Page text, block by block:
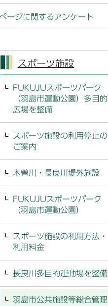
ージに関するアンケート
スポーツ施設
FUKUJUスポーツパーク
（羽島市運動公園）多目的
広場を整備
スポーツ施設の利用停止の
ご案内
木曽川・長良川堤外施設
FUKUJUスポーツパーク
（羽島市運動公園）
スポーツ施設の利用方法・
利用料金
長良川多目的運動場を整備
羽島市公共施設等総合管理